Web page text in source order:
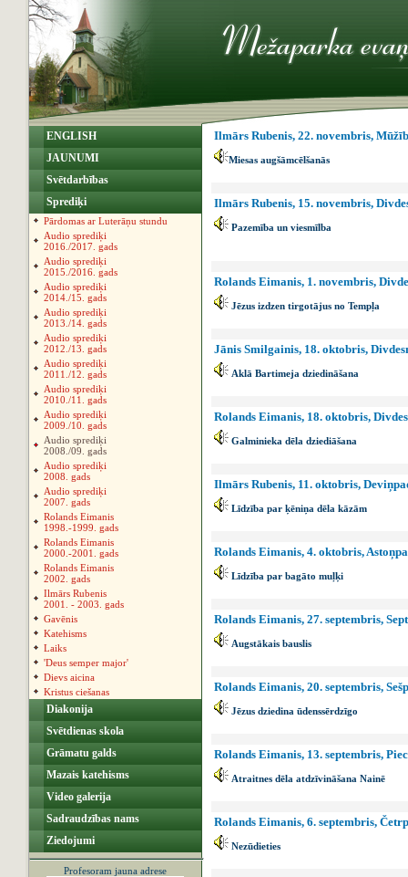
ENGLISH
JAUNUMI
Svētdarbības
Sprediķi
Pārdomas ar Luterāņu stundu
Audio sprediķi
2016./2017. gads
Audio sprediķi
2015./2016. gads
Audio sprediķi
2014./15. gads
Audio sprediķi
2013./14. gads
Audio sprediķi
2012./13. gads
Audio sprediķi
2011./12. gads
Audio sprediķi
2010./11. gads
Audio sprediķi
2009./10. gads
Audio sprediķi
2008./09. gads
Audio sprediķi
2008. gads
Audio sprediķi
2007. gads
Rolands Eimanis
1998.-1999. gads
Rolands Eimanis
2000.-2001. gads
Rolands Eimanis
2002. gads
Ilmārs Rubenis
2001. - 2003. gads
Gavēnis
Katehisms
Laiks
'Deus semper major'
Dievs aicina
Kristus ciešanas
Diakonija
Svētdienas skola
Grāmatu galds
Mazais katehisms
Video galerija
Sadraudzības nams
Ziedojumi
Profesoram jauna adrese
Ilmārs Rubenis, 22. novembris,
Miesas augšāmcēlšanās
Ilmārs Rubenis, 15. novembris,
Pazemība un viesmīlba
Rolands Eimanis, 1. novembris,
Jēzus izdzen tirgotājus no Tempļa
Jānis Smilgainis, 18. oktobris,
Aklā Bartimeja dziedināšana
Rolands Eimanis, 18. oktobris,
Galminieka dēla dziediāšana
Ilmārs Rubenis, 11. oktobris,
Līdzība par ķēniņa dēla kāzām
Rolands Eimanis, 4. oktobris,
Līdzība par bagāto muļķi
Rolands Eimanis, 27. septembris,
Augstākais bauslis
Rolands Eimanis, 20. septembris,
Jēzus dziedina ūdenssērdzīgo
Rolands Eimanis, 13. septembris,
Atraitnes dēla atdzīvināšana Nainē
Rolands Eimanis, 6. septembris,
Nezūdieties